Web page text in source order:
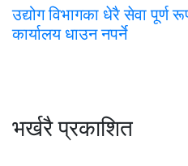
उद्योग विभागका धेरै सेवा पूर्ण
कार्यालय धाउन नपर्ने
भर्खरै प्रकाशित